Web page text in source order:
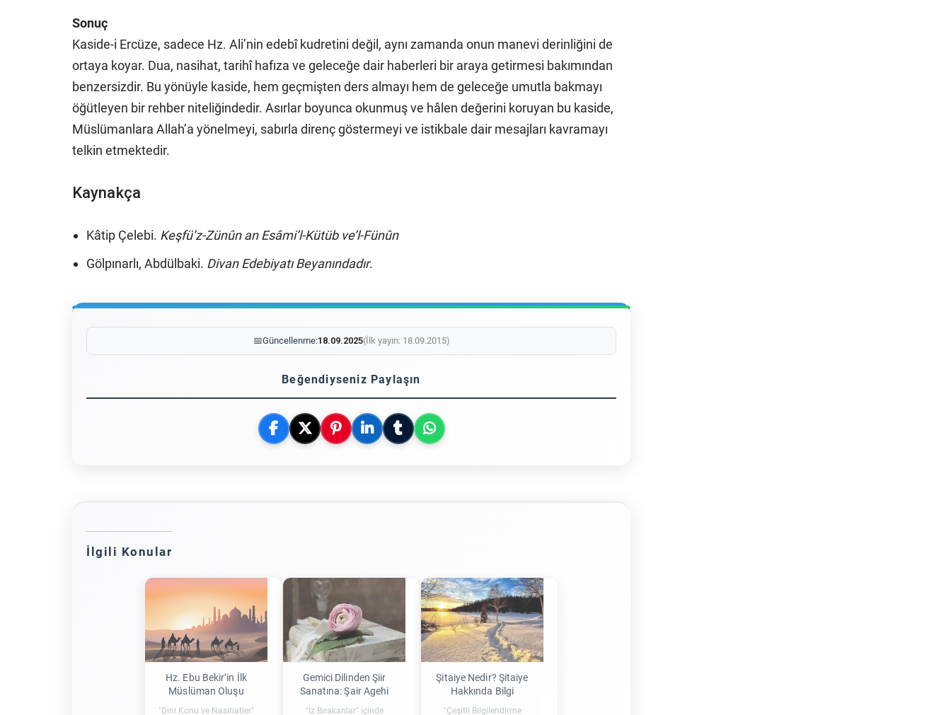
Sonuç
Kaside-i Ercüze, sadece Hz. Ali’nin edebî kudretini değil, aynı zamanda onun manevi derinliğini de
ortaya koyar. Dua, nasihat, tarihî hafıza ve geleceğe dair haberleri bir araya getirmesi bakımından
benzersizdir. Bu yönüyle kaside, hem geçmişten ders almayı hem de geleceğe umutla bakmayı
öğütleyen bir rehber niteliğindedir. Asırlar boyunca okunmuş ve hâlen değerini koruyan bu kaside,
Müslümanlara Allah’a yönelmeyi, sabırla direnç göstermeyi ve istikbale dair mesajları kavramayı
telkin etmektedir.
Kaynakça
Kâtip Çelebi. Keşfü’z-Zünûn an Esâmi’l-Kütüb ve’l-Fünûn
Gölpınarlı, Abdülbaki. Divan Edebiyatı Beyanındadır.
📅Güncellenme:18.09.2025(İlk yayın: 18.09.2015)
Beğendiyseniz Paylaşın
İlgili Konular
Hz. Ebu Bekir’in İlk
Müslüman Oluşu
"Dini Konu ve Nasihatler"
Gemici Dilinden Şiir
Sanatına: Şair Agehi
"İz Bırakanlar" içinde
Şitaiye Nedir? Şitaiye
Hakkında Bilgi
"Çeşitli Bilgilendirme